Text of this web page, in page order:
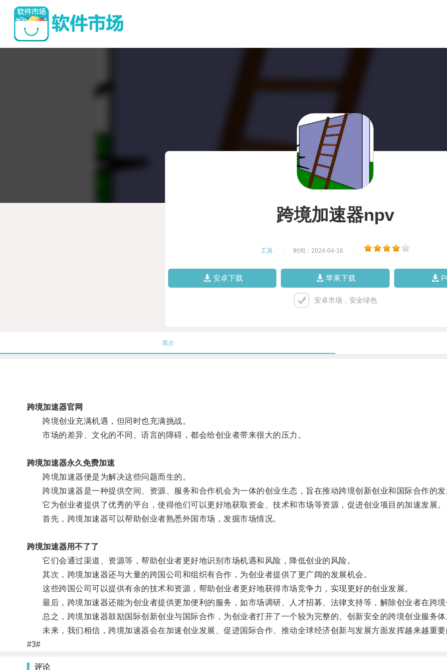
跨境加速器npv
工具 时间：2024-04-16
安卓下载 苹果下载
安卓市场，安全绿色
简介
跨境加速器官网
跨境创业充满机遇，但同时也充满挑战。
市场的差异、文化的不同、语言的障碍，都会给创业者带来很大的压力。
跨境加速器永久免费加速
跨境加速器便是为解决这些问题而生的。
跨境加速器是一种提供空间、资源、服务和合作机会为一体的创业生态，旨在推动跨境创新创业和国际合作的发
它为创业者提供了优秀的平台，使得他们可以更好地获取资金、技术和市场等资源，促进创业项目的加速发展。
首先，跨境加速器可以帮助创业者熟悉外国市场，发掘市场情况。
跨境加速器用不了了
它们会通过渠道、资源等，帮助创业者更好地识别市场机遇和风险，降低创业的风险。
其次，跨境加速器还与大量的跨国公司和组织有合作，为创业者提供了更广阔的发展机会。
这些跨国公司可以提供有余的技术和资源，帮助创业者更好地获得市场竞争力，实现更好的创业发展。
最后，跨境加速器还能为创业者提供更加便利的服务，如市场调研、人才招募、法律支持等，解除创业者在跨境
总之，跨境加速器鼓励国际创新创业与国际合作，为创业者打开了一个较为完整的、创新安全的跨境创业服务体
未来，我们相信，跨境加速器会在加速创业发展、促进国际合作、推动全球经济创新与发展方面发挥越来越重要
#3#
评论